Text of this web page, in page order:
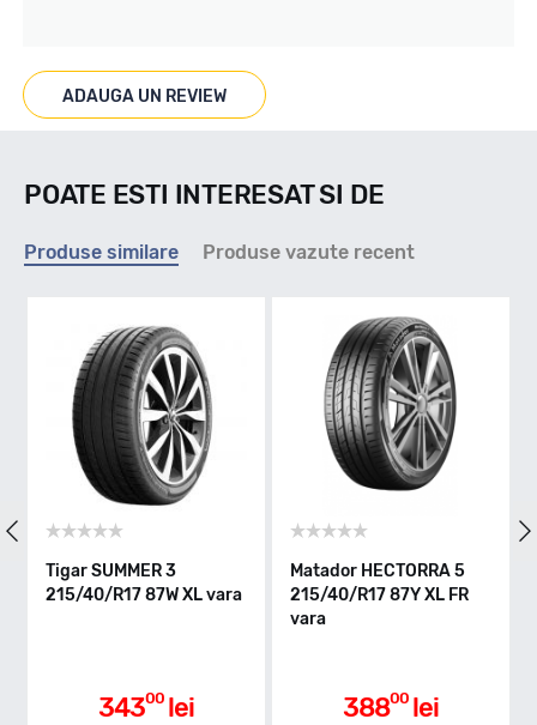
Marcaje
Indice greutate
Clasa de eficienta
D
ADAUGA UN REVIEW
POATE ESTI INTERESAT SI DE
Produse similare Produse vazute recent
Tigar SUMMER 3
215/40/R17 87W XL vara
34300 lei
Matador HECTORRA 5
215/40/R17 87Y XL FR
vara
38800 lei